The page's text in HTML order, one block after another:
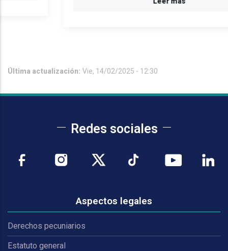
Última actualización: Vie, 14/02/2025 - 12:30
Redes sociales
Aspectos legales
Derechos pecuniarios
Estatuto general